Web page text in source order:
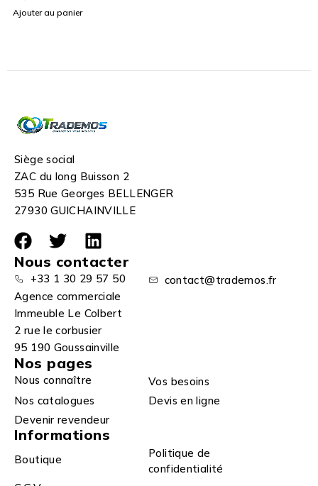
Ajouter au panier
Siège social
ZAC du long Buisson 2
535 Rue Georges BELLENGER
27930 GUICHAINVILLE
Nous contacter
+33 1 30 29 57 50
contact@trademos.fr
Agence commerciale
Immeuble Le Colbert
2 rue le corbusier
95 190 Goussainville
Nos pages
Nous connaître
Vos besoins
Nos catalogues
Devis en ligne
Devenir revendeur
Informations
Boutique
Politique de
confidentialité